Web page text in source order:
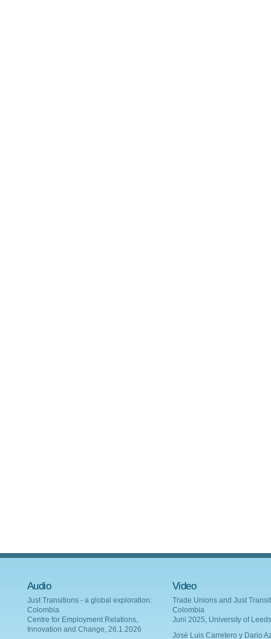
Audio
Just Transitions - a global exploration:
Colombia
Centre for Employment Relations,
Innovation and Change, 26.1.2026
Video
Trade Unions and Just
Colombia
Juni 2025, University of Leeds
Josè Luis Carretero y Dario